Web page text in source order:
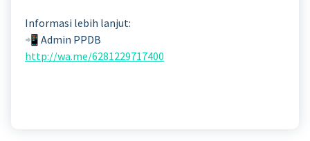
Informasi lebih lanjut:
📲 Admin PPDB
http://wa.me/6281229717400